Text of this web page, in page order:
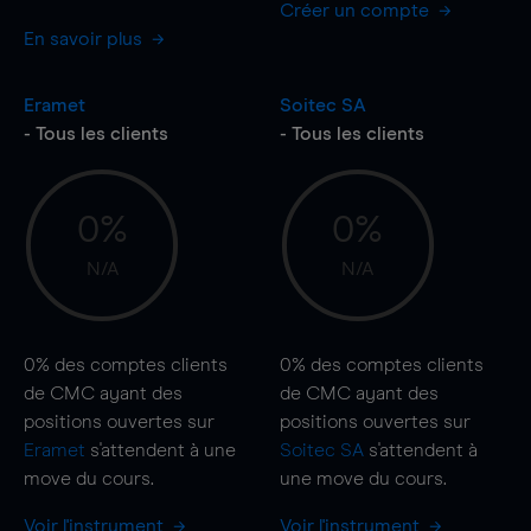
En savoir plus
Créer un compte
Eramet
- Tous les clients
0%
N/A
0% des comptes clients
de CMC ayant des
positions ouvertes sur
Eramet s'attendent à une
move du cours.
Voir l'instrument
Soitec SA
- Tous les clients
0%
N/A
0% des comptes clients
de CMC ayant des
positions ouvertes sur
Soitec SA s'attendent à
une move du cours.
Voir l'instrument